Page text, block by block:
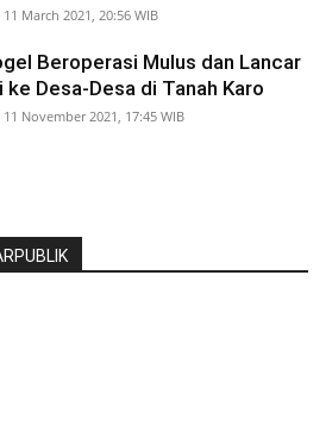
11 March 2021, 20:56 WIB
Beroperasi Mulus dan Lancar
ke Desa-Desa di Tanah Karo
11 November 2021, 17:45 WIB